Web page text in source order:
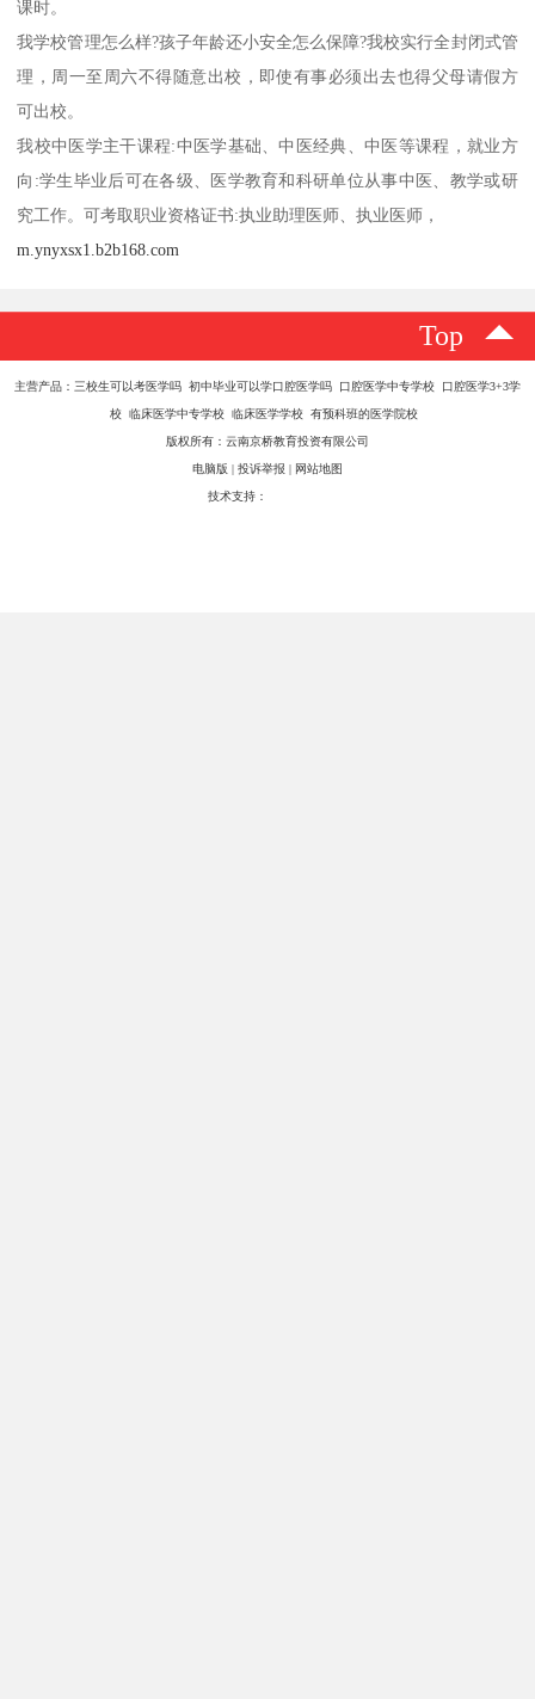
取分数线有太大变化，但学习不可放松，高分依然是好的录取保障!
所录取大学报到:2026年9月，
什么是3+3?什么是2+3?3+3和2+3是指上大学前先读三年或两年中
职，三年或两年后升入对口的医学类大专或者本科。
学费为什么比普通中职、技校等贵这么多?我校日常教学管理完全按
照高中模式进行，每周60-72个课时，而普通中职每周一般在26-30个
我学校管理怎么样?孩子年龄还小安全怎么保障?我校实行全封闭式管
理，周一至周六不得随意出校，即使有事必须出去也得父母请假方
可出校。
我校中医学主干课程:中医学基础、中医经典、中医等课程，就业方
向:学生毕业后可在各级、医学教育和科研单位从事中医、教学或研
究工作。可考取职业资格证书:执业助理医师、执业医师，